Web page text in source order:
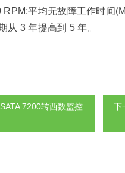
平均无故障工作时间
从 3 年提高到 5 年。
7200转西数监控
下